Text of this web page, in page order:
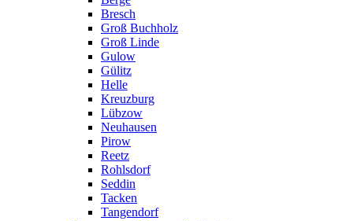
Bresch
Groß Buchholz
Groß Linde
Gulow
Gülitz
Helle
Kreuzburg
Lübzow
Neuhausen
Pirow
Reetz
Rohlsdorf
Seddin
Tacken
Tangendorf